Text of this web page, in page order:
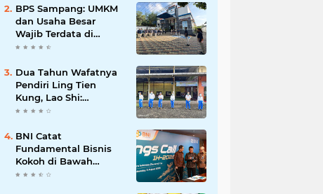
Mahdi: Ajang
Silaturrahmi dan
Media Komunikasi
Antar-Kades untuk
BPS Sampang: UMKM
dan Usaha Besar
Wajib Terdata di
Sensus Ekonomi 2026,
Sasaran
Dua Tahun Wafatnya
Pendiri Ling Tien
Kung, Lao Shi:
Amanah Harus Kita
BNI Catat
Fundamental Bisnis
Kokoh di Bawah
Danantara, Ditopang